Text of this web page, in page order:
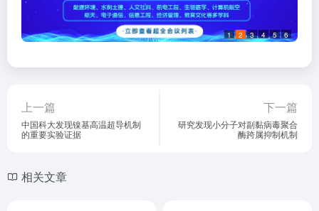
1 2 3 4 5 6
上一篇
中国科大发现镍基高温超导机制
的重要实验证据
下一篇
研究发现小分子对副黏病毒聚合
酶跨属抑制机制
相关文章